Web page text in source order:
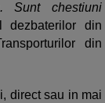
Sunt chestiuni
din
din
direct sau in mai